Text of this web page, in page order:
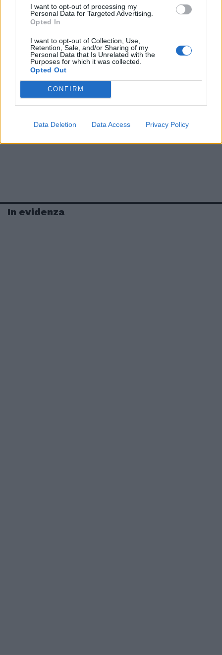
I want to opt-out of processing my
Personal Data for Targeted Advertising.
Opted In
I want to opt-out of Collection, Use,
Retention, Sale, and/or Sharing of my
Personal Data that Is Unrelated with the
Purposes for which it was collected.
Opted Out
CONFIRM
Data Deletion Data Access Privacy Policy
In evidenza